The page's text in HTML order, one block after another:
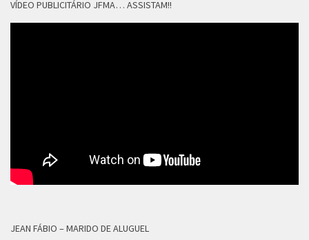
VÍDEO PUBLICITÁRIO JFMA… ASSISTAM!!
JEAN FÁBIO – MARIDO DE ALUGUEL